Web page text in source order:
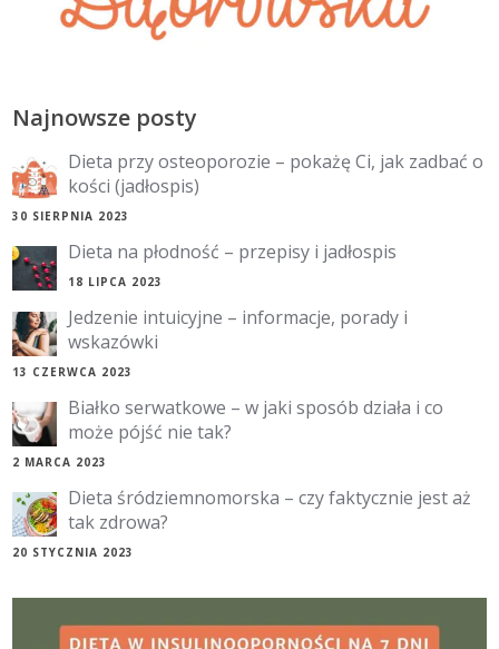
Najnowsze posty
Dieta przy osteoporozie – pokażę Ci, jak zadbać o
kości (jadłospis)
30 SIERPNIA 2023
Dieta na płodność – przepisy i jadłospis
18 LIPCA 2023
Jedzenie intuicyjne – informacje, porady i
wskazówki
13 CZERWCA 2023
Białko serwatkowe – w jaki sposób działa i co
może pójść nie tak?
2 MARCA 2023
Dieta śródziemnomorska – czy faktycznie jest aż
tak zdrowa?
20 STYCZNIA 2023